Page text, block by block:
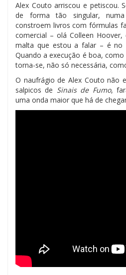
Alex Couto arriscou e petiscou.
de forma tão singular,
constroem livros com fórmulas
comercial – olá Colleen
malta que estou a falar – é no
Quando a execução é boa,
torna-se, não só necessária,
O naufrágio de Alex Couto não
salpicos de Sinais de Fumo,
uma onda maior que há de